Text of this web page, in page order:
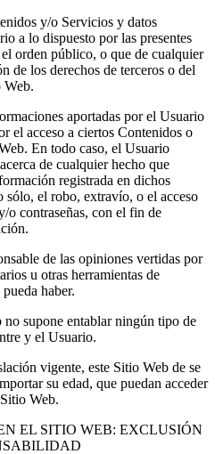
y/o Servicios y datos
a lo dispuesto por las presentes
orden público, o que de cualquier
de los derechos de terceros o del
Web.
aportadas por el Usuario
el acceso a ciertos Contenidos o
En todo caso, el Usuario
de cualquier hecho que
registrada en dichos
el robo, extravío, o el acceso
o contraseñas, con el fin de
de las opiniones vertidas por
u otras herramientas de
haber.
no supone entablar ningún tipo de
y el Usuario.
vigente, este Sitio Web de se
su edad, que puedan acceder
Web.
EL SITIO WEB: EXCLUSIÓN